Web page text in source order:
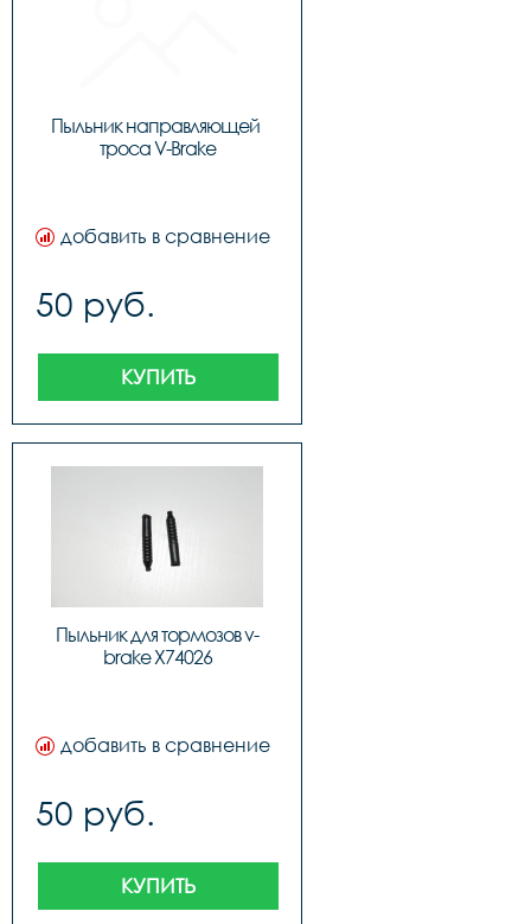
Пыльник направляющей
троса V-Brake
добавить в сравнение
50 руб.
КУПИТЬ
Пыльник для тормозов v-
brake X74026
добавить в сравнение
50 руб.
КУПИТЬ